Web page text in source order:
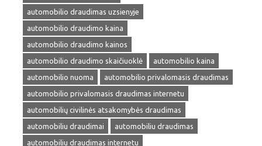
automobilio draudimas uzsienyje
automobilio draudimo kaina
automobilio draudimo kainos
automobilio draudimo skaičiuoklė
automobilio kaina
automobilio nuoma
automobilio privalomasis draudimas
automobilio privalomasis draudimas internetu
automobilių civilinės atsakomybės draudimas
automobiliu draudimai
automobiliu draudimas
automobiliu draudimas internetu